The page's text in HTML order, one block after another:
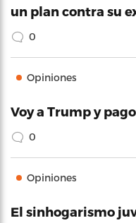
un plan contra su
0
Opiniones
Voy a Trump y
0
Opiniones
El sinhogarismo